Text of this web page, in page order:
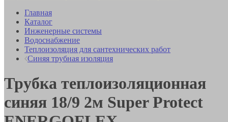
Главная
Каталог
Инженерные системы
Водоснабжение
Теплоизоляция для сантехнических работ
Синяя трубная изоляция
Трубка теплоизоляционная
синяя 18/9 2м Super Protect